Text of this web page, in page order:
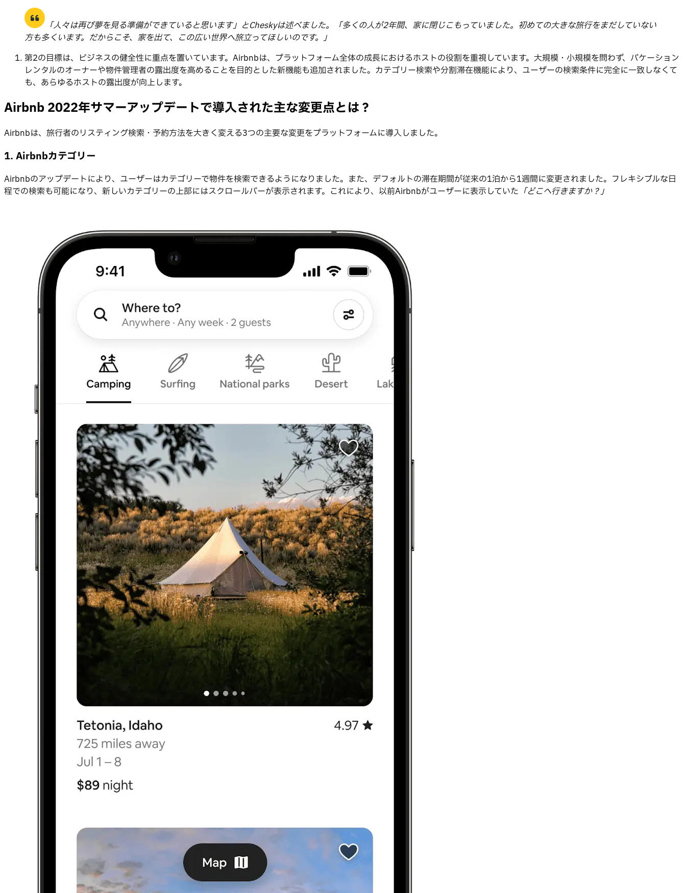
「人々は再び夢を見る準備ができていると思います」とCheskyは述べました。「多くの人が2年間、家に閉じこもっていました。初めての大きな旅行をまだしていない
方も多くいます。だからこそ、家を出て、この広い世界へ旅立ってほしいのです。」
第2の目標は、ビジネスの健全性に重点を置いています。Airbnbは、プラットフォーム全体の成長におけるホストの役割を重視しています。大規模・小規模を問わず、バケーション
レンタルのオーナーや物件管理者の露出度を高めることを目的とした新機能も追加されました。カテゴリー検索や分割滞在機能により、ユーザーの検索条件に完全に一致しなくて
も、あらゆるホストの露出度が向上します。
Airbnb 2022年サマーアップデートで導入された主な変更点とは？
Airbnbは、旅行者のリスティング検索・予約方法を大きく変える3つの主要な変更をプラットフォームに導入しました。
1. Airbnbカテゴリー
Airbnbのアップデートにより、ユーザーはカテゴリーで物件を検索できるようになりました。また、デフォルトの滞在期間が従来の1泊から1週間に変更されました。フレキシブルな日
程での検索も可能になり、新しいカテゴリーの上部にはスクロールバーが表示されます。これにより、以前Airbnbがユーザーに表示していた 「どこへ行きますか？」